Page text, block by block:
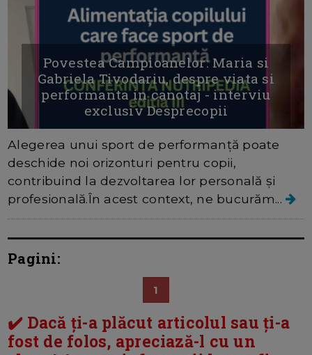
Povestea Campioanelor: Maria si
Gabriela Tivodariu, despre viata si
performanta in canotaj - interviu
exclusiv Desprecopii
Alegerea unui sport de performanță poate
deschide noi orizonturi pentru copii,
contribuind la dezvoltarea lor personală și
profesională.În acest context, ne bucurăm...
Pagini:
1
✔️ Dacă ți-a plăcut articolul sau ți-a
fost de folos, apreciază-l cu un